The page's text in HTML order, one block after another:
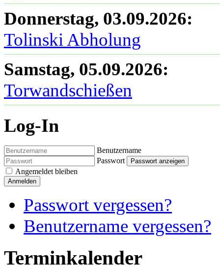
Donnerstag, 03.09.2026:
Tolinski Abholung
Samstag, 05.09.2026:
Torwandschießen
Log-In
Benutzername
Passwort
Passwort anzeigen
Angemeldet bleiben
Anmelden
Passwort vergessen?
Benutzername vergessen?
Terminkalender